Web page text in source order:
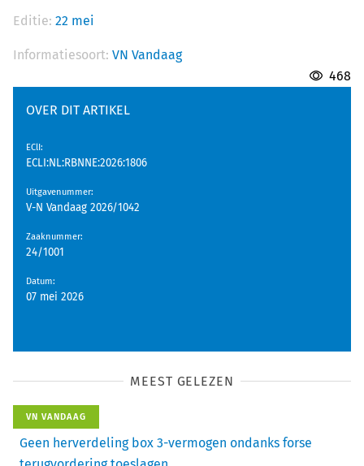
Editie: 22 mei
Informatiesoort: VN Vandaag
468
OVER DIT ARTIKEL
EClI:
ECLI:NL:RBNNE:2026:1806
Uitgavenummer:
V-N Vandaag 2026/1042
Zaaknummer:
24/1001
Datum:
07 mei 2026
MEEST GELEZEN
VN VANDAAG
Geen herverdeling box 3-vermogen ondanks forse